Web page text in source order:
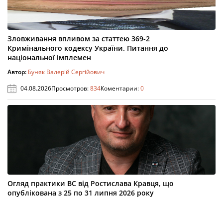
Зловживання впливом за статтею 369-2
Кримінального кодексу України. Питання до
національної імплемен
Автор: Буняк Валерій Сергійович
04.08.2026Просмотров:834Коментарии:0
Огляд практики ВС від Ростислава Кравця, що
опублікована з 25 по 31 липня 2026 року